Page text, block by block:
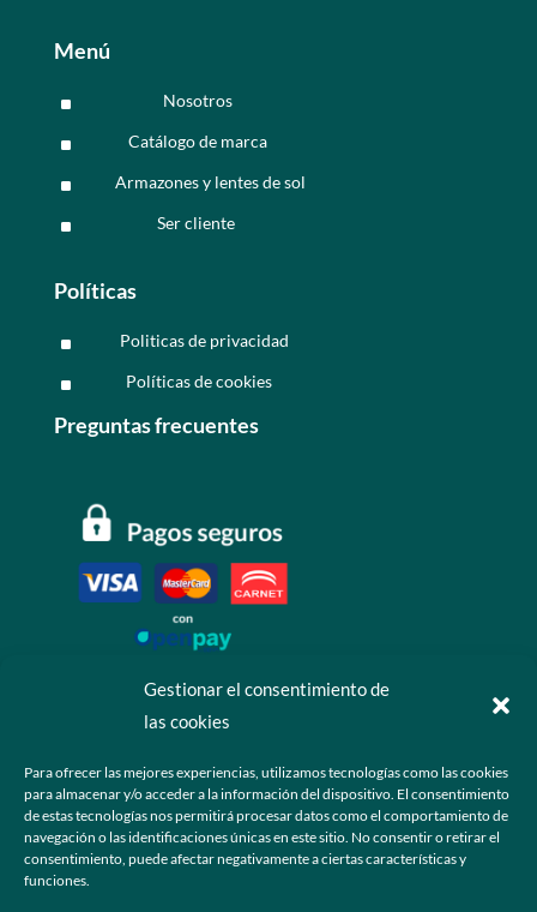
Gestionar el consentimiento de
las cookies
Para ofrecer las mejores experiencias, utilizamos tecnologías como las cookies
para almacenar y/o acceder a la información del dispositivo. El consentimiento
de estas tecnologías nos permitirá procesar datos como el comportamiento de
navegación o las identificaciones únicas en este sitio. No consentir o retirar el
consentimiento, puede afectar negativamente a ciertas características y
funciones.
Menú
^ Nosotros
^ Catálogo de marca
^ Armazones y lentes de sol
^ Ser cliente
Políticas
^ Politicas de privacidad
^ Políticas de cookies
Preguntas frecuentes
 +52 55 6173 7725 (Ventas)
 hola@grupo-omk.com